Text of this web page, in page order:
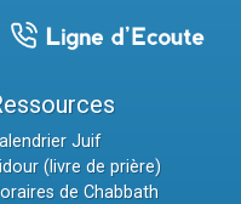
Juif
(livre de prière)
de Chabbath